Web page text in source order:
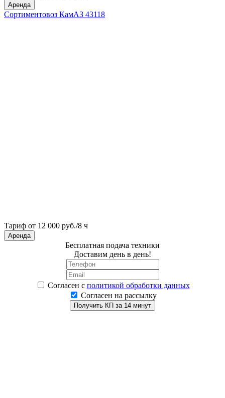
Аренда
Сортиментовоз КамАЗ 43118
Тариф от 12 000 руб./8 ч
Аренда
Бесплатная подача техники
Доставим день в день!
Согласен с политикой обработки данных
Согласен на рассылку
Получить КП за 14 минут